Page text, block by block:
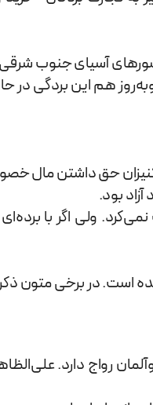
هم این بردگی در
و کنیزان حق داشتن مال
بود.
ولی اگر با
است. در برخی متون
رواج دارد.